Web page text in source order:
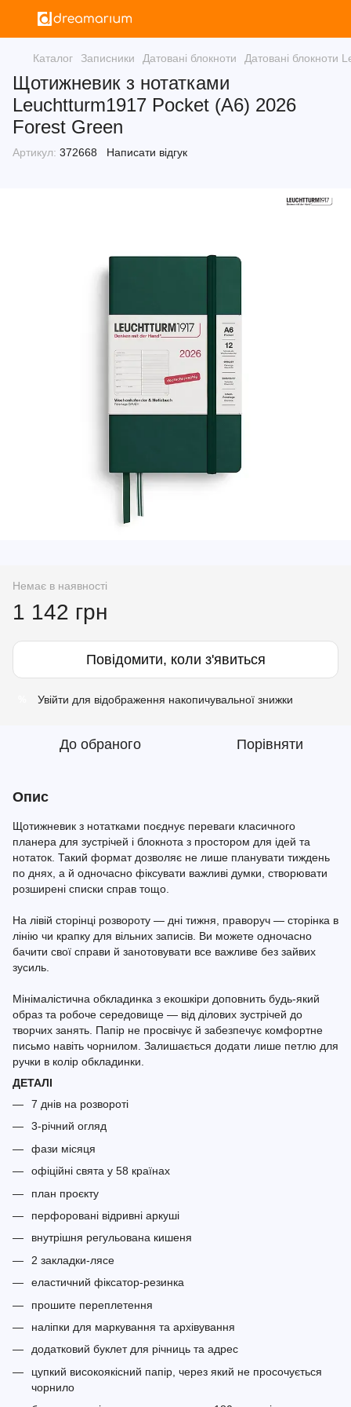
Каталог Записники Датовані блокноти Датовані блокноти
Щотижневик з нотатками
Leuchtturm1917 Pocket (A6) 2026
Forest Green
Артикул: 372668 Написати відгук
Немає в наявності
1 142 грн
Повідомити, коли з'явиться
Увійти для відображення накопичувальної знижки
До обраного Порівняти
Опис
Щотижневик з нотатками поєднує переваги класичного
планера для зустрічей і блокнота з простором для ідей та
нотаток. Такий формат дозволяє не лише планувати тиждень
по днях, а й одночасно фіксувати важливі думки, створювати
розширені списки справ тощо.
На лівій сторінці розвороту — дні тижня, праворуч — сторінка в
лінію чи крапку для вільних записів. Ви можете одночасно
бачити свої справи й занотовувати все важливе без зайвих
зусиль.
Мінімалістична обкладинка з екошкіри доповнить будь-який
образ та робоче середовище — від ділових зустрічей до
творчих занять. Папір не просвічує й забезпечує комфортне
письмо навіть чорнилом. Залишається додати лише петлю для
ручки в колір обкладинки.
ДЕТАЛІ
7 днів на розвороті
3-річний огляд
фази місяця
офіційні свята у 58 країнах
план проєкту
перфоровані відривні аркуші
внутрішня регульована кишеня
2 закладки-лясе
еластичний фіксатор-резинка
прошите переплетення
наліпки для маркування та архівування
додатковий буклет для річниць та адрес
цупкий високоякісний папір, через який не просочується
чорнило